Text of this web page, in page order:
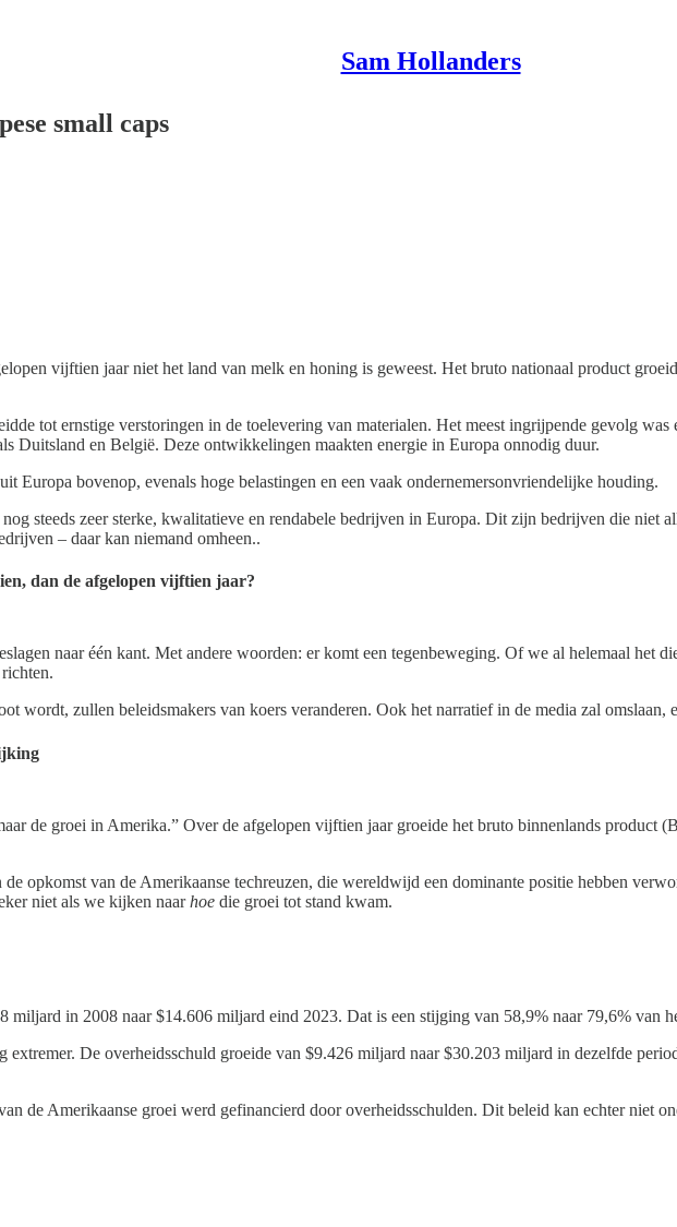
Sam Hollanders
small caps
vijftien jaar niet het land van melk en honing is geweest. Het bruto nationaal product
tot ernstige verstoringen in de toelevering van materialen. Het meest ingrijpende gevolg was
Duitsland en België. Deze ontwikkelingen maakten energie in Europa onnodig duur.
Europa bovenop, evenals hoge belastingen en een vaak ondernemersonvriendelijke houding.
steeds zeer sterke, kwalitatieve en rendabele bedrijven in Europa. Dit zijn bedrijven die niet
– daar kan niemand omheen..
dan de afgelopen vijftien jaar?
naar één kant. Met andere woorden: er komt een tegenbeweging. Of we al helemaal het
wordt, zullen beleidsmakers van koers veranderen. Ook het narratief in de media zal omslaan,
de groei in Amerika.” Over de afgelopen vijftien jaar groeide het bruto binnenlands product
opkomst van de Amerikaanse techreuzen, die wereldwijd een dominante positie hebben
niet als we kijken naarhoe die groei tot stand kwam.
miljard in 2008 naar $14.606 miljard eind 2023. Dat is een stijging van 58,9% naar 79,6% van
extremer. De overheidsschuld groeide van $9.426 miljard naar $30.203 miljard in dezelfde
de Amerikaanse groei werd gefinancierd door overheidsschulden. Dit beleid kan echter niet